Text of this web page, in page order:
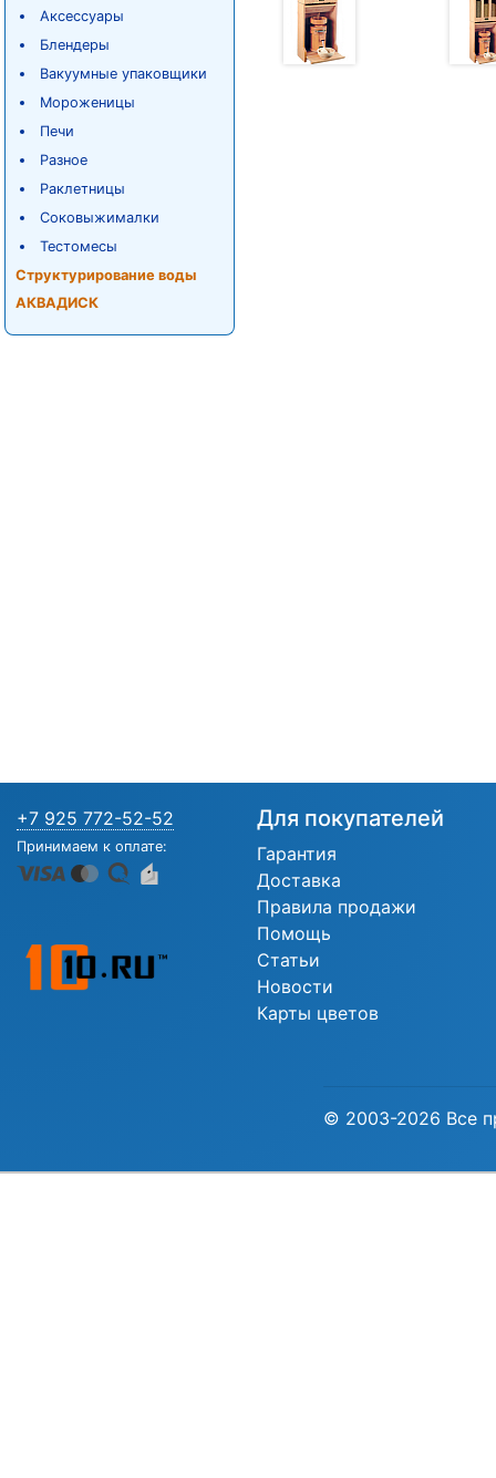
Аксессуары
Блендеры
Вакуумные упаковщики
Мороженицы
Печи
Разное
Раклетницы
Соковыжималки
Тестомесы
Структурирование воды
АКВАДИСК
+7 925 772-52-52
Принимаем к оплате:
Для покупателей
Гарантия
Доставка
Правила продажи
Помощь
Статьи
Новости
Карты цветов
© 2003-2026 Все